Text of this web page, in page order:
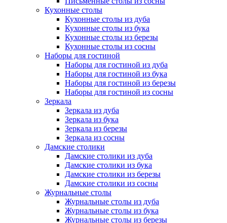
Кухонные столы
Кухонные столы из дуба
Кухонные столы из бука
Кухонные столы из березы
Кухонные столы из сосны
Наборы для гостиной
Наборы для гостиной из дуба
Наборы для гостиной из бука
Наборы для гостиной из березы
Наборы для гостиной из сосны
Зеркала
Зеркала из дуба
Зеркала из бука
Зеркала из березы
Зеркала из сосны
Дамские столики
Дамские столики из дуба
Дамские столики из бука
Дамские столики из березы
Дамские столики из сосны
Журнальные столы
Журнальные столы из дуба
Журнальные столы из бука
Журнальные столы из березы